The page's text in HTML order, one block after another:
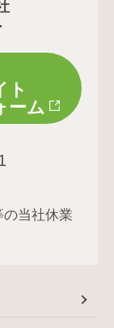
ト
ーム
の当社休業